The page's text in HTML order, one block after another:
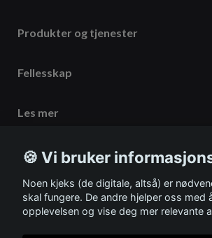
Produkter og tjenester
Fellesskap
Les mer
Meld deg på vårt
🍪 Vi bruker
Noen kjeks (de digitale, altså) er
skal fungere. De andre hjelper oss med
opplevelsen og vise deg mer relevante